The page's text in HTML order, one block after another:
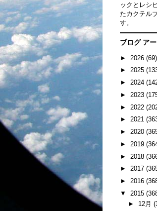
ックとレシ
たカクテル
す。
ブログ ア
► 2026 (69)
► 2025
► 2024
► 2023
► 2022
► 2021
► 2020
► 2019
► 2018
► 2017
► 2016
▼ 2015
► 12月